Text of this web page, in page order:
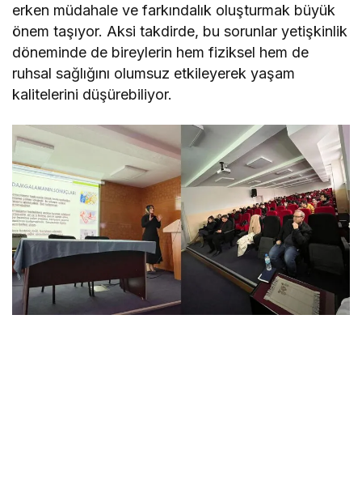
erken müdahale ve farkındalık oluşturmak büyük
önem taşıyor. Aksi takdirde, bu sorunlar yetişkinlik
döneminde de bireylerin hem fiziksel hem de
ruhsal sağlığını olumsuz etkileyerek yaşam
kalitelerini düşürebiliyor.